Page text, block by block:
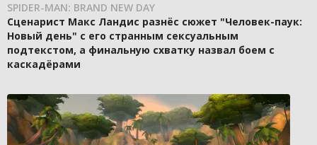
SPIDER-MAN: BRAND NEW DAY
Сценарист Макс Ландис разнёс сюжет "Человек-паук:
Новый день" с его странным сексуальным
подтекстом, а финальную схватку назвал боем с
каскадёрами